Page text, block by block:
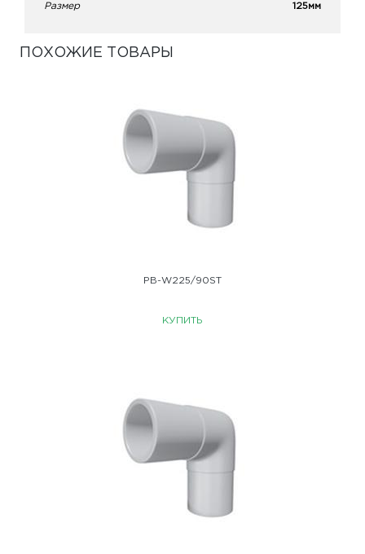
Размер 125мм
ПОХОЖИЕ ТОВАРЫ
PB-W225/90ST
КУПИТЬ